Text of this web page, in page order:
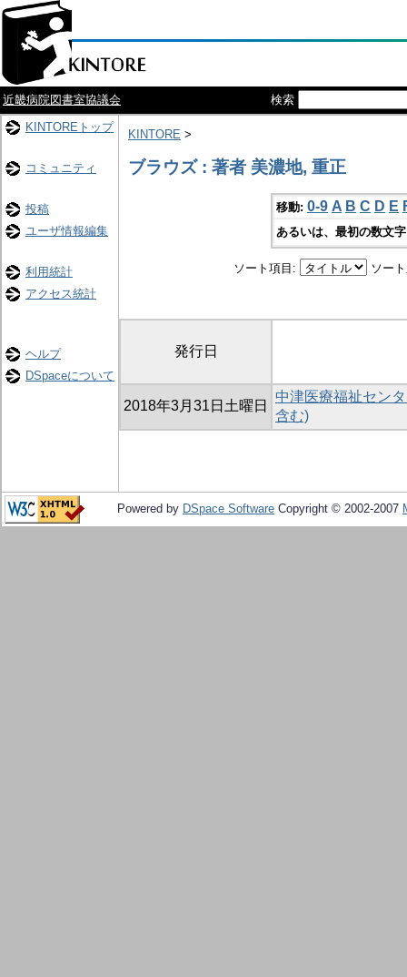
近畿病院図書室協議会
検索
KINTOREトップ
コミュニティ
投稿
ユーザ情報編集
利用統計
アクセス統計
ヘルプ
DSpaceについて
KINTORE >
ブラウズ : 著者 美濃地, 重正
移動: 0-9 A B C D E
あるいは、最初の数文
ソート項目: ソー
発行日
2018年3月31日土曜日
中津医療福祉セン
含む)
Powered by DSpace Software Copyright © 2002-2007